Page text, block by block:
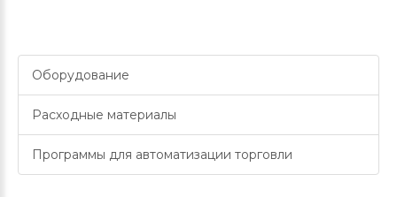
Оборудование
Расходные материалы
Программы для автоматизации торговли